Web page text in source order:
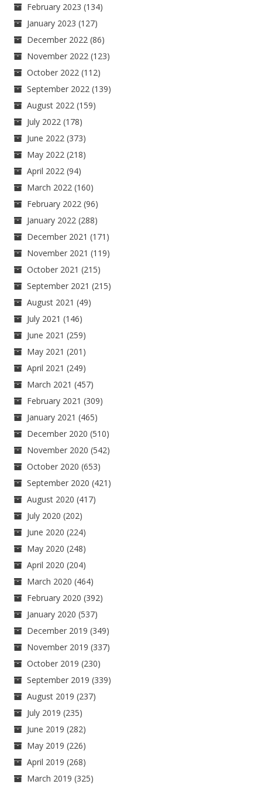
February 2023 (134)
January 2023 (127)
December 2022 (86)
November 2022 (123)
October 2022 (112)
September 2022 (139)
August 2022 (159)
July 2022 (178)
June 2022 (373)
May 2022 (218)
April 2022 (94)
March 2022 (160)
February 2022 (96)
January 2022 (288)
December 2021 (171)
November 2021 (119)
October 2021 (215)
September 2021 (215)
August 2021 (49)
July 2021 (146)
June 2021 (259)
May 2021 (201)
April 2021 (249)
March 2021 (457)
February 2021 (309)
January 2021 (465)
December 2020 (510)
November 2020 (542)
October 2020 (653)
September 2020 (421)
August 2020 (417)
July 2020 (202)
June 2020 (224)
May 2020 (248)
April 2020 (204)
March 2020 (464)
February 2020 (392)
January 2020 (537)
December 2019 (349)
November 2019 (337)
October 2019 (230)
September 2019 (339)
August 2019 (237)
July 2019 (235)
June 2019 (282)
May 2019 (226)
April 2019 (268)
March 2019 (325)